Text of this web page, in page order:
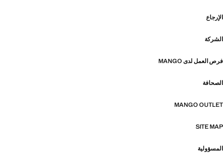
الإرجاع
الشركة
فرص العمل لدى MANGO
الصحافة
MANGO OUTLET
SITE MAP
المسؤولية